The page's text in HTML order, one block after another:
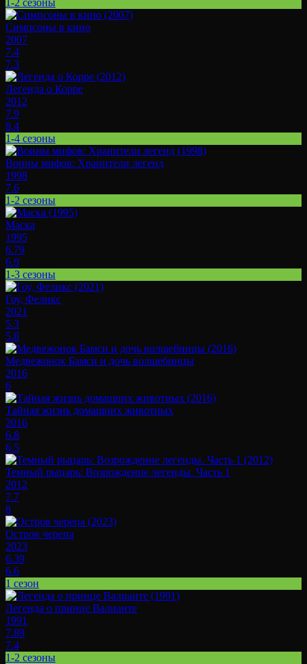
1-2 сезоны
Симпсоны в кино
2007
7.4
7.3
Легенда о Корре
2012
7.9
8.4
1-4 сезоны
Воины мифов: Хранители легенд
1998
7.6
1-2 сезоны
Маска
1995
6.79
6.9
1-3 сезоны
Гоу, Феликс
2021
5.3
5.8
Медвежонок Бамси и дочь волшебницы
2016
6
Тайная жизнь домашних животных
2016
6.8
6.5
Темный рыцарь: Возрождение легенды. Часть 1
2012
7.7
8
Остров черепа
2023
6.39
6.6
1 сезон
Легенда о принце Валианте
1991
7.89
7.4
1-2 сезоны